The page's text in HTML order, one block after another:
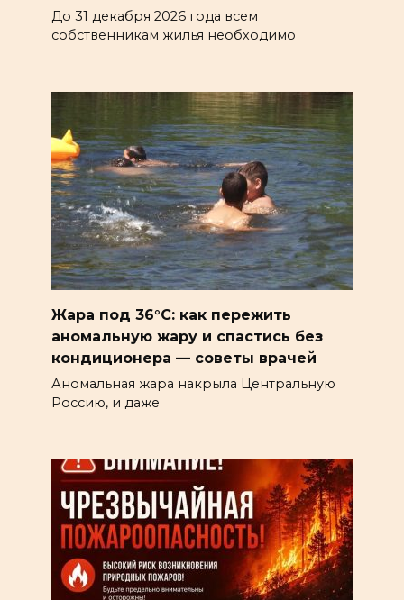
До 31 декабря 2026 года всем
собственникам жилья необходимо
Жара под 36°C: как пережить
аномальную жару и спастись без
кондиционера — советы врачей
Аномальная жара накрыла Центральную
Россию, и даже